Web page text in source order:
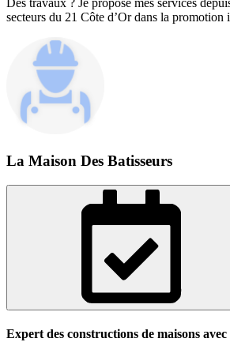
secteurs du 21 Côte d’Or dans la promotion
La Maison Des Batisseurs
Expert des constructions de maisons